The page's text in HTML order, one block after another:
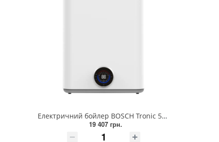
Електричний бойлер BOSCH Tronic 5500iT TR5501iT 50 DERB (7736507300)
19 407 грн.